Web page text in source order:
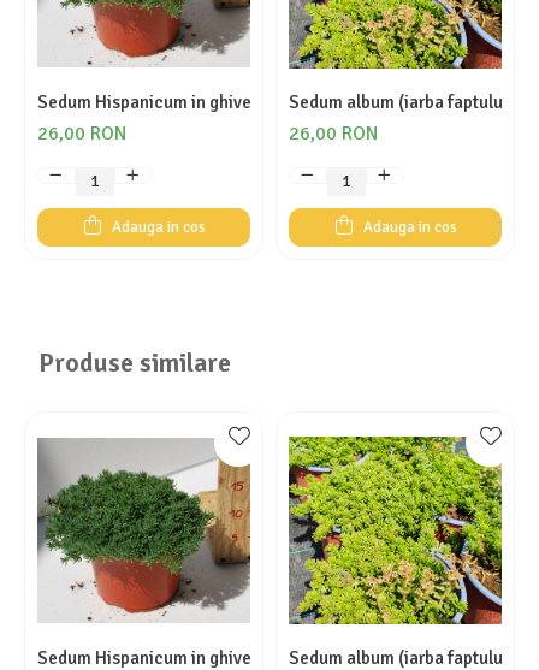
Sedum Hispanicum in ghiveci mare
26,00 RON
Adauga in cos
Sedum album (iarba faptului) in
26,00 RON
Adauga in cos
Produse similare
Sedum Hispanicum in ghiveci mareSedum album (iarba faptului) in